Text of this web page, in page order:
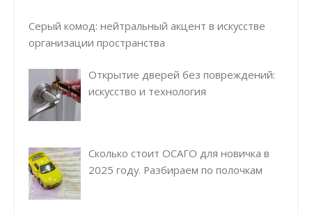
Серый комод: нейтральный акцент в искусстве
организации пространства
Открытие дверей без повреждений:
искусство и технология
Сколько стоит ОСАГО для новичка в
2025 году. Разбираем по полочкам